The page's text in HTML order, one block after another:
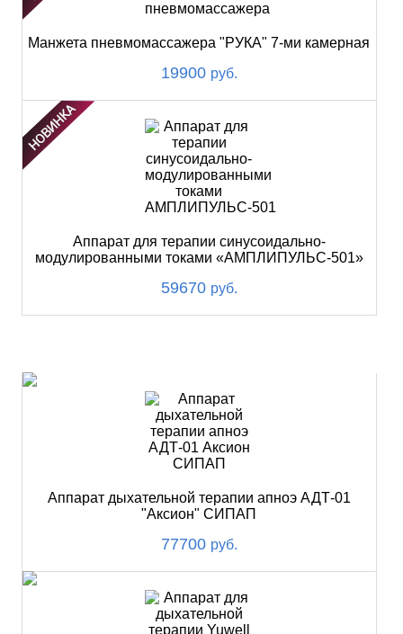
Манжета пневмомассажера "РУКА" 7-ми камерная
19900 руб.
Аппарат для терапии синусоидально-
модулированными токами «АМПЛИПУЛЬС-501»
59670 руб.
Аппарат дыхательной терапии апноэ АДТ-01
"Аксион" СИПАП
77700 руб.